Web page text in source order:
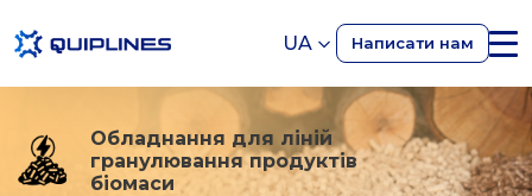
UA Написати нам
Обладнання для ліній
гранулювання продуктів
біомаси